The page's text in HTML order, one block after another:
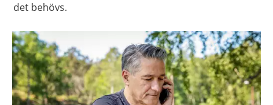
det behövs.